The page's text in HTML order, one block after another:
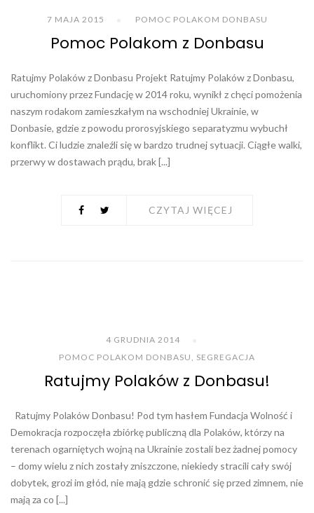
7 MAJA 2015 POMOC POLAKOM DONBASU
Pomoc Polakom z Donbasu
Ratujmy Polaków z Donbasu Projekt Ratujmy Polaków z Donbasu,
uruchomiony przez Fundację w 2014 roku, wynikł z chęci pomożenia
naszym rodakom zamieszkałym na wschodniej Ukrainie, w
Donbasie, gdzie z powodu prorosyjskiego separatyzmu wybuchł
konflikt. Ci ludzie znaleźli się w bardzo trudnej sytuacji. Ciągłe walki,
przerwy w dostawach prądu, brak [...]
CZYTAJ WIĘCEJ
4 GRUDNIA 2014
POMOC POLAKOM DONBASU, SEGREGACJA
Ratujmy Polaków z Donbasu!
Ratujmy Polaków Donbasu! Pod tym hasłem Fundacja Wolność i
Demokracja rozpoczęła zbiórkę publiczną dla Polaków, którzy na
terenach ogarniętych wojną na Ukrainie zostali bez żadnej pomocy
– domy wielu z nich zostały zniszczone, niekiedy stracili cały swój
dobytek, grozi im głód, nie mają gdzie schronić się przed zimnem, nie
mają za co [...]